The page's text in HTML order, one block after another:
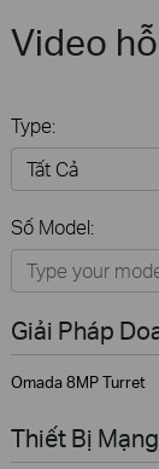
Video
Type:
Tất Cả
Thiết Bị Mạng
Nhà Thông
Giải Pháp
Dịch Vụ Viễn
Số Model:
Giải Pháp
Omada 8MP Turret
Thiết Bị